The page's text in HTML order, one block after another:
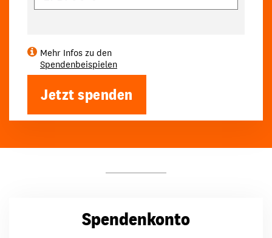
Mehr Infos zu den
Spendenbeispielen
Jetzt spenden
Spendenkonto